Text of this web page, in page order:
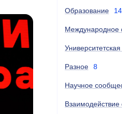
Образование 14
Международное
Разное 8
Научное
Взаимодействие